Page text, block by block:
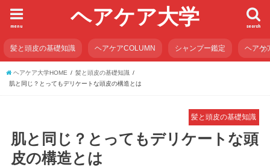
ヘアケア大学 search
menu
髪と頭皮の基礎知識 ヘアケアCOLUMN シャンプー鑑定 ヘアケ
ヘアケア大学HOME
髪と頭皮の基礎知識
肌と同じ？とってもデリケートな頭皮の構造とは
髪と頭皮の基礎知識
肌と同じ？とってもデリケートな頭
皮の構造とは